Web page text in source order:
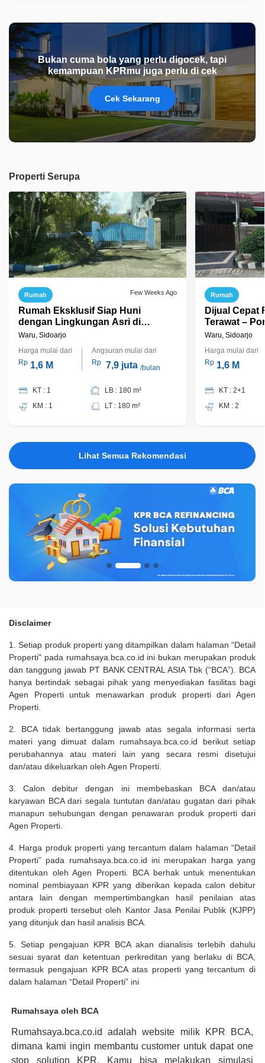
Bukan cuma bola yang perlu digocek, tapi
kemampuan KPRmu juga perlu di cek
Cek Sekarang
Properti Serupa
Rumah Few Weeks Ago
Rumah Eksklusif Siap Huni
dengan Lingkungan Asri di
Pondok Tjandra, Sidoarjo! Jual
Waru, Sidoarjo
Harga mulai dari
Rp 1,6 M
Angsuran mulai dari
Rp 7,9 juta /bulan
KT : 1
KM : 1
LB : 180 m²
LT : 180 m²
Rumah
Dijual Cepat
Terawat –
Kompleks
Waru, Sidoarjo
Harga mulai dari
Rp 1,6 M
KT : 2+1
KM : 2
Lihat Semua Rekomendasi
Disclaimer
1. Setiap produk properti yang ditampilkan dalam halaman “Detail
Properti" pada rumahsaya.bca.co.id ini bukan merupakan produk
dan tanggung jawab PT BANK CENTRAL ASIA Tbk (“BCA”). BCA
hanya bertindak sebagai pihak yang menyediakan fasilitas bagi
Agen Properti untuk menawarkan produk properti dari Agen
Properti.
2. BCA tidak bertanggung jawab atas segala informasi serta
materi yang dimuat dalam rumahsaya.bca.co.id berikut setiap
perubahannya atau materi lain yang secara resmi disetujui
dan/atau dikeluarkan oleh Agen Properti.
3. Calon debitur dengan ini membebaskan BCA dan/atau
karyawan BCA dari segala tuntutan dan/atau gugatan dari pihak
manapun sehubungan dengan penawaran produk properti dari
Agen Properti.
4. Harga produk properti yang tercantum dalam halaman “Detail
Properti” pada rumahsaya.bca.co.id ini merupakan harga yang
ditentukan oleh Agen Properti. BCA berhak untuk menentukan
nominal pembiayaan KPR yang diberikan kepada calon debitur
antara lain dengan mempertimbangkan hasil penilaian atas
produk properti tersebut oleh Kantor Jasa Penilai Publik (KJPP)
yang ditunjuk dan hasil analisis BCA.
5. Setiap pengajuan KPR BCA akan dianalisis terlebih dahulu
sesuai syarat dan ketentuan perkreditan yang berlaku di BCA,
termasuk pengajuan KPR BCA atas properti yang tercantum di
dalam halaman “Detail Properti” ini
Rumahsaya oleh BCA
Rumahsaya.bca.co.id adalah website milik KPR BCA,
dimana kami ingin membantu customer untuk dapat one
stop solution KPR. Kamu bisa melakukan simulasi